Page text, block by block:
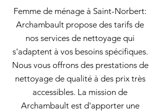
Femme de ménage à Saint-Norbert:
Archambault propose des tarifs de
nos services de nettoyage qui
s'adaptent à vos besoins spécifiques.
Nous vous offrons des prestations de
nettoyage de qualité à des prix très
accessibles. La mission de
Archambault est d'apporter une